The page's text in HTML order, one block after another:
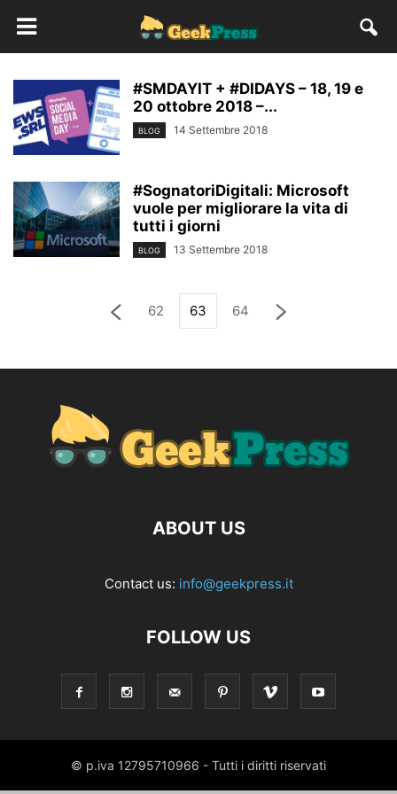
#SMDAYIT + #DIDAYS – 18, 19 e
20 ottobre 2018 –...
BLOG 14 Settembre 2018
#SognatoriDigitali: Microsoft
vuole per migliorare la vita di
tutti i giorni
BLOG 13 Settembre 2018
62 63 64
ABOUT US
Contact us: info@geekpress.it
FOLLOW US
© p.iva 12795710966 - Tutti i diritti riservati